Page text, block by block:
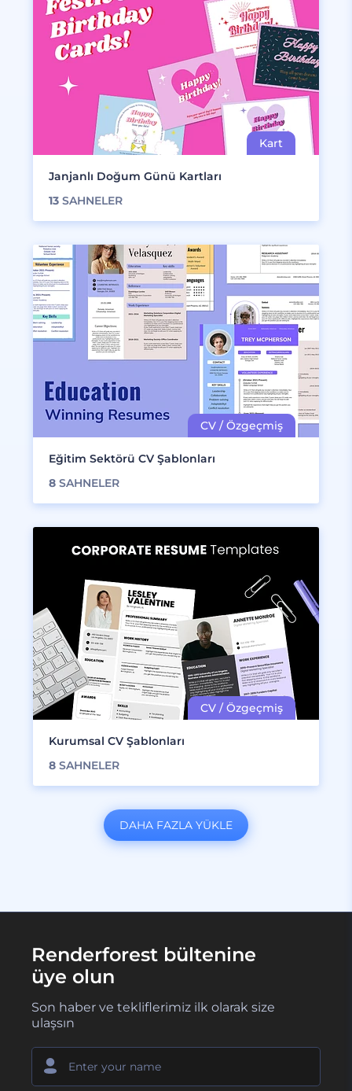
Janjanlı Doğum Günü Kartları
13 SAHNELER
Eğitim Sektörü CV Şablonları
8 SAHNELER
Kurumsal CV Şablonları
8 SAHNELER
DAHA FAZLA YÜKLE
Renderforest bültenine
üye olun
Son haber ve tekliflerimiz ilk olarak size
ulaşsın